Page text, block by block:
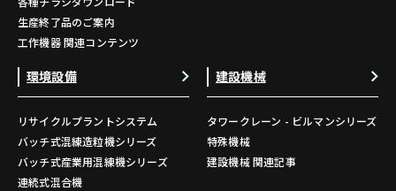
生産終了品のご案内
工作機器 関連コンテンツ
環境設備
リサイクルプラントシステム
バッチ式混練造粒機シリーズ
バッチ式産業用混練機シリーズ
連続式混合機
建設機械
タワークレーン - ビルマンシリーズ
特殊機械
建設機械 関連記事